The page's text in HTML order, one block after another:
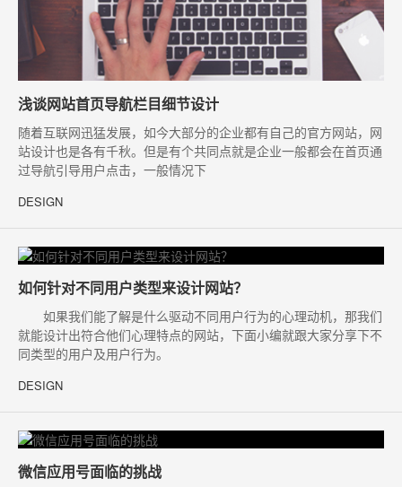
浅谈网站首页导航栏目细节设计
随着互联网迅猛发展，如今大部分的企业都有自己的官方网站，网
站设计也是各有千秋。但是有个共同点就是企业一般都会在首页通
过导航引导用户点击，一般情况下
DESIGN
如何针对不同用户类型来设计网站？
如果我们能了解是什么驱动不同用户行为的心理动机，那我们
就能设计出符合他们心理特点的网站，下面小编就跟大家分享下不
同类型的用户及用户行为。
DESIGN
微信应用号面临的挑战